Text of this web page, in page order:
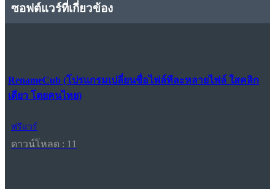
ซอฟต์แวร์ที่เกี่ยวข้อง
RenameCub (โปรแกรมเปลี่ยนชื่อไฟล์ทีละหลายไฟล์ ใสคลิก
เดียว โดยคนไทย)
ฟรีแวร์
ดาวน์โหลด : 11